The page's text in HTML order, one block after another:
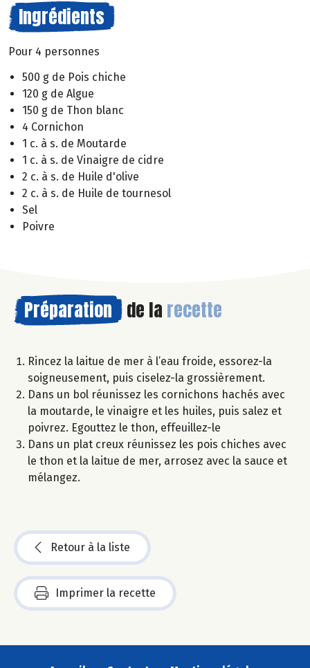
Ingrédients
Pour 4 personnes
500 g de Pois chiche
120 g de Algue
150 g de Thon blanc
4 Cornichon
1 c. à s. de Moutarde
1 c. à s. de Vinaigre de cidre
2 c. à s. de Huile d'olive
2 c. à s. de Huile de tournesol
Sel
Poivre
Préparation de la recette
Rincez la laitue de mer à l’eau froide, essorez-la
soigneusement, puis ciselez-la grossièrement.
Dans un bol réunissez les cornichons hachés avec
la moutarde, le vinaigre et les huiles, puis salez et
poivrez. Egouttez le thon, effeuillez-le
Dans un plat creux réunissez les pois chiches avec
le thon et la laitue de mer, arrosez avec la sauce et
mélangez.
Retour à la liste
Imprimer la recette